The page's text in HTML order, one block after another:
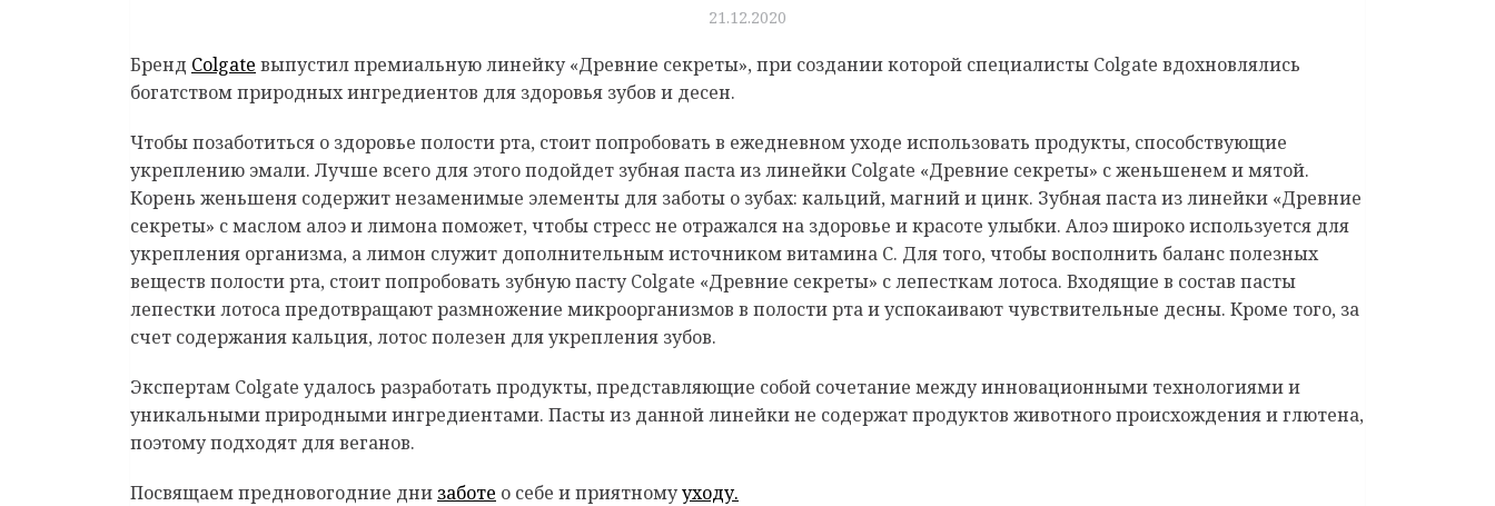
21.12.2020
Бренд Colgate выпустил премиальную линейку «Древние секреты», при создании которой специалисты Colgate вдохновлялись
богатством природных ингредиентов для здоровья зубов и десен.
Чтобы позаботиться о здоровье полости рта, стоит попробовать в ежедневном уходе использовать продукты, способствующие
укреплению эмали. Лучше всего для этого подойдет зубная паста из линейки Colgate «Древние секреты» с женьшенем и мятoй.
Корень женьшеня содержит незаменимые элементы для заботы о зубах: кальций, магний и цинк. Зубная паста из линейки «Древние
секреты» с маслом алоэ и лимона поможет, чтобы стресс не отражался на здоровье и красоте улыбки. Алоэ широко используется для
укрепления организма, а лимон служит дополнительным источником витамина С. Для того, чтобы восполнить баланс полезных
веществ полости рта, стоит попробовать зубную пасту Colgate «Древние секреты» с лепесткам лотоса. Входящие в состав пасты
лепестки лотоса предотвращают размножение микроорганизмов в полости рта и успокаивают чувствительные десны. Кроме того, за
счет содержания кальция, лотос полезен для укрепления зубoв.
Экспертам Colgate удалось разработать продукты, представляющие собой сочетание между инновационными технологиями и
уникальными природными ингредиентами. Пасты из данной линейки не содержат продуктов животного происхождения и глютена,
поэтому подходят для веганов.
Посвящаем предновогодние дни заботе о себе и приятномууходу.